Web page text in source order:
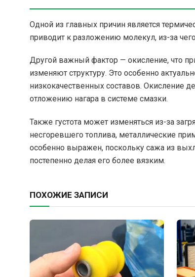
Одной из главных причин является
приводит к разложению молекул, из-за чего
Другой важный фактор — окисление, что
изменяют структуру. Это особенно
низкокачественных составов. Окисление
отложению нагара в системе смазки.
Также густота может изменяться из-за
несгоревшего топлива, металлические
особенно выражен, поскольку сажа из
постепенно делая его более вязким.
ПОХОЖИЕ ЗАПИСИ